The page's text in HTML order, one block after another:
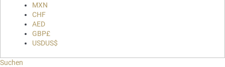
MXN
CHF
AED
GBP£
USDUS$
Suchen